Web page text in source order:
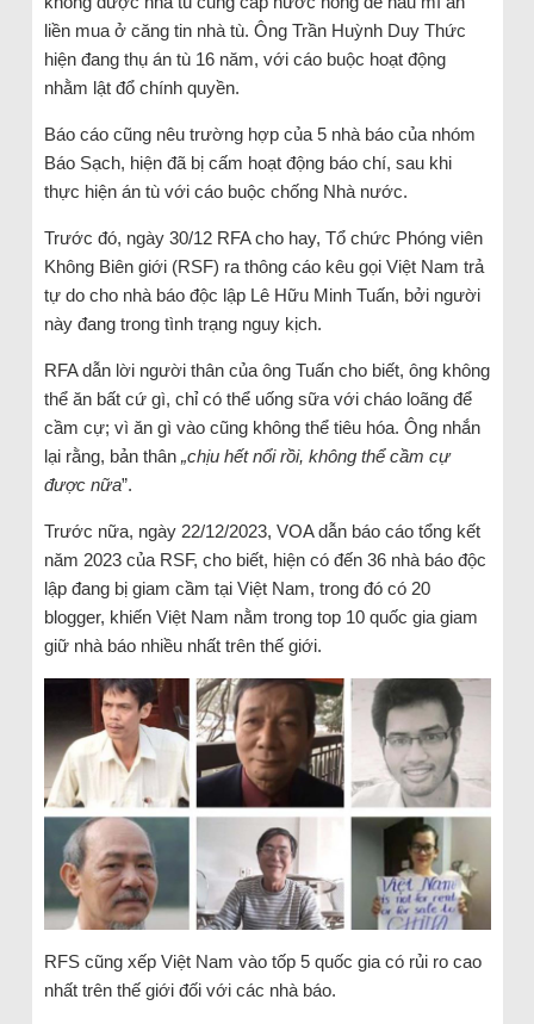
liền mua ở căng tin nhà tù. Ông Trần Huỳnh Duy Thức
hiện đang thụ án tù 16 năm, với cáo buộc hoạt động
nhằm lật đổ chính quyền.
Báo cáo cũng nêu trường hợp của 5 nhà báo của nhóm
Báo Sạch, hiện đã bị cấm hoạt động báo chí, sau khi
thực hiện án tù với cáo buộc chống Nhà nước.
Trước đó, ngày 30/12 RFA cho hay, Tổ chức Phóng viên
Không Biên giới (RSF) ra thông cáo kêu gọi Việt Nam trả
tự do cho nhà báo độc lập Lê Hữu Minh Tuấn, bởi người
này đang trong tình trạng nguy kịch.
RFA dẫn lời người thân của ông Tuấn cho biết, ông không
thể ăn bất cứ gì, chỉ có thể uống sữa với cháo loãng để
cầm cự; vì ăn gì vào cũng không thể tiêu hóa. Ông nhắn
lại rằng, bản thân„chịu hết nổi rồi, không thể cầm cự
được nữa”.
Trước nữa, ngày 22/12/2023, VOA dẫn báo cáo tổng kết
năm 2023 của RSF, cho biết, hiện có đến 36 nhà báo độc
lập đang bị giam cầm tại Việt Nam, trong đó có 20
blogger, khiến Việt Nam nằm trong top 10 quốc gia giam
giữ nhà báo nhiều nhất trên thế giới.
RFS cũng xếp Việt Nam vào tốp 5 quốc gia có rủi ro cao
nhất trên thế giới đối với các nhà báo.